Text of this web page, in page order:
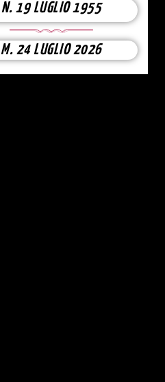
N. 19 LUGLIO 1955
M. 24 LUGLIO 2026